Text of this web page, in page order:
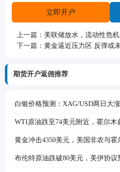
立即开户
上一篇： 美联储放水，流动性危
下一篇： 黄金逼近压力区 反弹或
期货开户返佣推荐
白银价格预测：XAG/USD两日大
WTI原油跌至74美元附近，霍尔木
黄金冲击4350美元，美国非农与
布伦特原油跌破80美元，美伊协议